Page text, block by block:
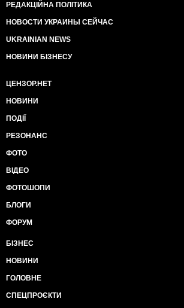
РЕДАКЦІЙНА ПОЛІТИКА
НОВОСТИ УКРАИНЫ СЕЙЧАС
UKRAINIAN NEWS
НОВИНИ БІЗНЕСУ
ЦЕНЗОР.НЕТ
НОВИНИ
ПОДІЇ
РЕЗОНАНС
ФОТО
ВІДЕО
ФОТОШОПИ
БЛОГИ
ФОРУМ
БІЗНЕС
НОВИНИ
ГОЛОВНЕ
СПЕЦПРОЄКТИ